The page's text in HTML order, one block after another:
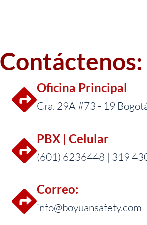
Contáctenos:
Oficina Principal
Cra. 29A #73 - 19
PBX | Celular
(601) 6236448 | 319
Correo:
info@boyuansafety.com